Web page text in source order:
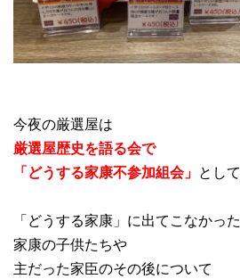
今夜の厳選屋は
厳選屋歴史を語る会で
「どうする家康不参加組会」 として
「どうする家康」に出てこなかった
家康の子供たちや
主だった家臣のその後について